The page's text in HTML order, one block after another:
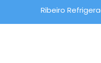
Ribeiro